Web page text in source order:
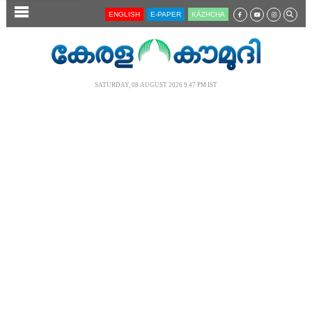
SECTIONS ENGLISH E-PAPER KĀZHCHA
SATURDAY, 08 AUGUST 2026 9.47 PM IST